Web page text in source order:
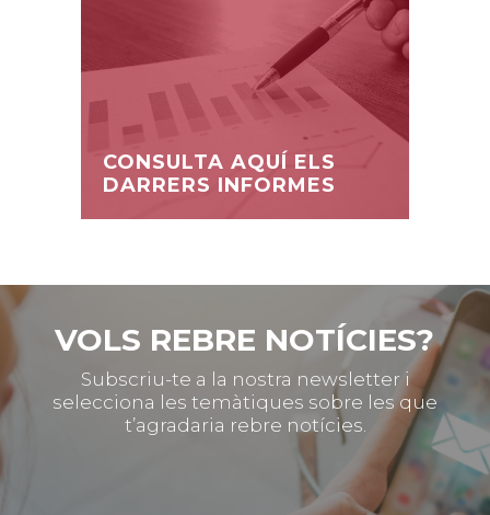
CONSULTA AQUÍ ELS
DARRERS INFORMES
VOLS REBRE NOTÍCIES?
Subscriu-te a la nostra newsletter i
selecciona les temàtiques sobre les que
t’agradaria rebre notícies.